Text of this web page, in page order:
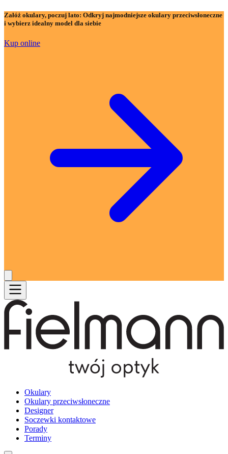
Załóż okulary, poczuj lato: Odkryj najmodniejsze okulary przeciwsłoneczne
i wybierz idealny model dla siebie
Kup online
Okulary
Okulary przeciwsłoneczne
Designer
Soczewki kontaktowe
Porady
Terminy